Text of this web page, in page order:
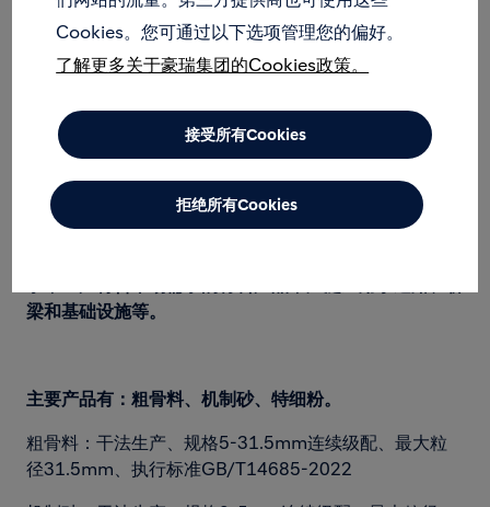
公司在都江堰和江油共有三条石灰石废石综合利用生产
梁和基础设施等。
主要产品有：粗骨料、机制砂、特细粉。
粗骨料：干法生产、规格5-31.5mm连续级配、最大粒
径31.5mm、执行标准GB/T14685-2022
Cookies。您可通过以下选项管理您的偏好。
了解更多关于豪瑞集团的Cookies政策。
接受所有Cookies
拒绝所有Cookies